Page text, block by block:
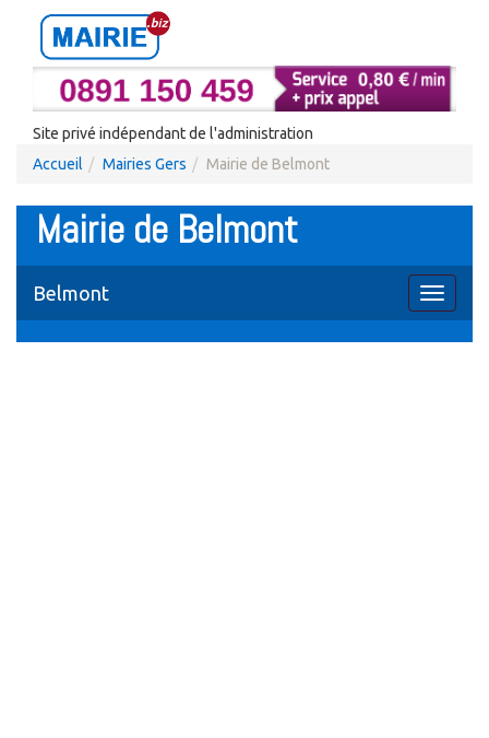
Site privé indépendant de l'administration
Accueil
Mairies Gers Mairie de Belmont
Mairie de Belmont
Toggle
Belmont